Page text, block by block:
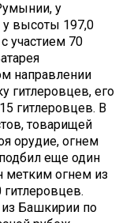
у
у высоты 197,0
участием 70
направлении
гитлеровцев, его
гитлеровцев. В
товарищей
орудие, огнем
еще один
метким огнем из
из Башкирии по